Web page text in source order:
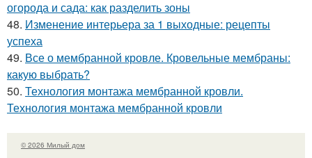
огорода и сада: как разделить зоны
48. Изменение интерьера за 1 выходные: рецепты
успеха
49. Все о мембранной кровле. Кровельные мембраны:
какую выбрать?
50. Технология монтажа мембранной кровли.
Технология монтажа мембранной кровли
© 2026 Милый дом